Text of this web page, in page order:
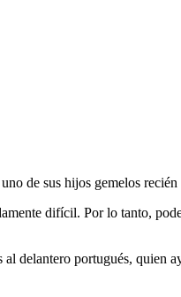
de sus hijos gemelos
difícil. Por lo tanto,
delantero portugués, quien